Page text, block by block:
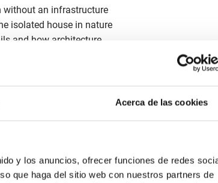
Acerca de las cookies
y los anuncios, ofrecer funciones de redes
que haga del sitio web con nuestros partners de
without an infrastructure
isolated house in nature
and how architecture
(…)”